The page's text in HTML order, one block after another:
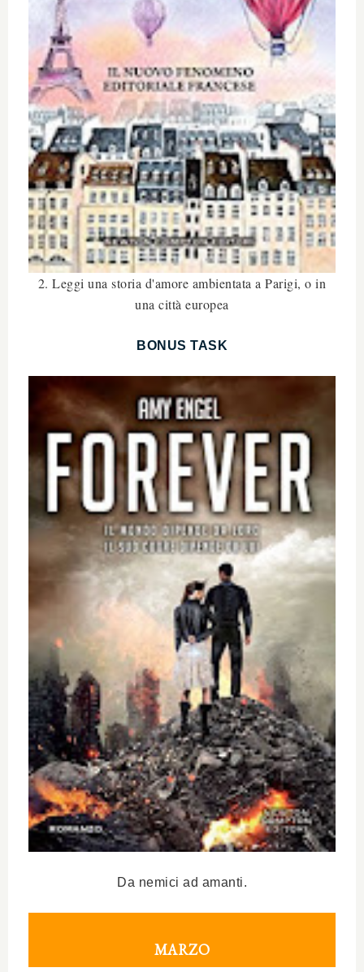
2. Leggi una storia d'amore ambientata a Parigi, o in
una città europea
BONUS TASK
Da nemici ad amanti.
MARZO